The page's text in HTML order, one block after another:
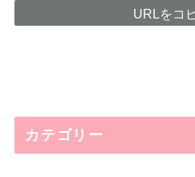
URLをコ
カテゴリー